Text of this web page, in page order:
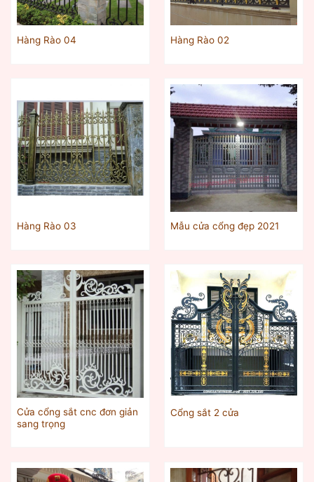
Hàng Rào 04 Hàng Rào 02
Hàng Rào 03 Mẫu cửa cổng đẹp 2021
Cửa cổng sắt cnc đơn giản
sang trọng
Cổng sắt 2 cửa